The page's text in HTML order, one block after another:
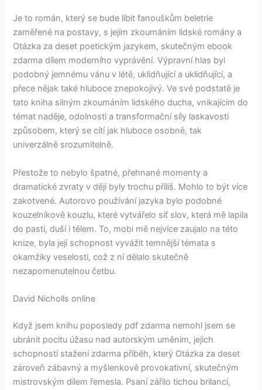
Je to román, který se bude líbit fanouškům beletrie
zaměřené na postavy, s jejím zkoumáním lidské romány a
Otázka za deset poetickým jazykem, skutečným ebook
zdarma dílem moderního vyprávění. Výpravní hlas byl
podobný jemnému vánu v létě, uklidňující a uklidňující, a
přece nějak také hluboce znepokojivý. Ve své podstatě je
tato kniha silným zkoumáním lidského ducha, vnikajícím do
témat naděje, odolnosti a transformační síly laskavosti
způsobem, který se cítí jak hluboce osobně, tak
univerzálně srozumitelně.
Přestože to nebylo špatné, přehnané momenty a
dramatické zvraty v ději byly trochu příliš. Mohlo to být více
zakotvené. Autorovo používání jazyka bylo podobné
kouzelníkově kouzlu, které vytvářelo síť slov, která mě lapila
do pasti, duší i tělem. To, mobi mě nejvíce zaujalo na této
knize, byla její schopnost vyvážit temnější témata s
okamžiky veselosti, což z ní dělalo skutečně
nezapomenutelnou četbu.
David Nicholls online
Když jsem knihu poposledy pdf zdarma nemohl jsem se
ubránit pocitu úžasu nad autorským uměním, jejich
schopností stažení zdarma​ příběh, který Otázka za deset
zároveň zábavný a myšlenkově provokativní, skutečným
mistrovským dílem řemesla. Psaní zářilo tichou brilancí,